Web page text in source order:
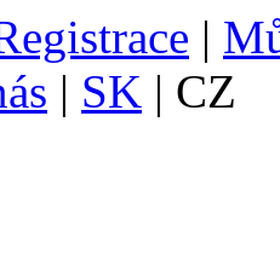
|
| SK | CZ